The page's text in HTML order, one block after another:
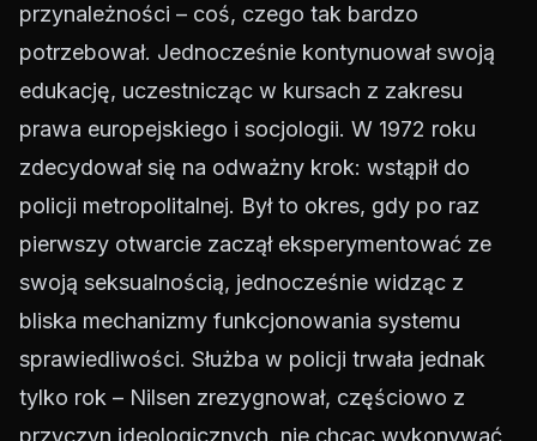
przynależności – coś, czego tak bardzo
potrzebował. Jednocześnie kontynuował swoją
edukację, uczestnicząc w kursach z zakresu
prawa europejskiego i socjologii. W 1972 roku
zdecydował się na odważny krok: wstąpił do
policji metropolitalnej. Był to okres, gdy po raz
pierwszy otwarcie zaczął eksperymentować ze
swoją seksualnością, jednocześnie widząc z
bliska mechanizmy funkcjonowania systemu
sprawiedliwości. Służba w policji trwała jednak
tylko rok – Nilsen zrezygnował, częściowo z
przyczyn ideologicznych, nie chcąc wykonywać